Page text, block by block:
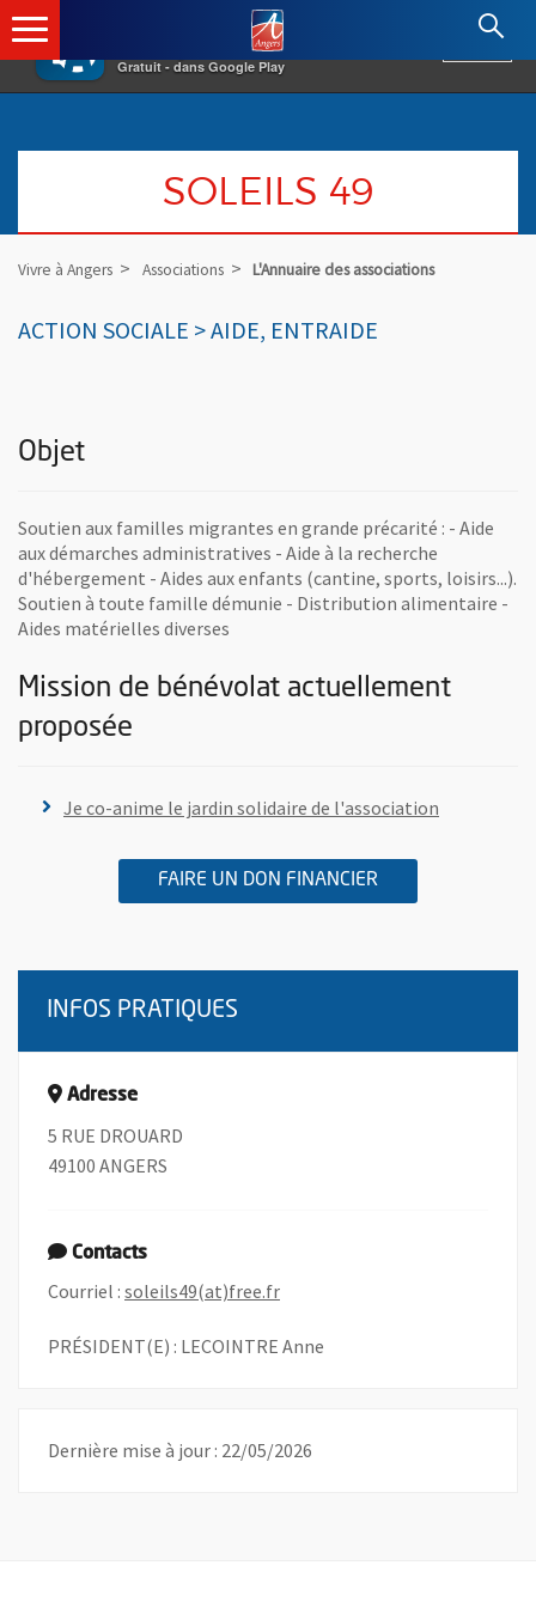
×
Gratuit - dans Google Play
Angers.fr : Retour à l'accueil
SOLEILS 49
Vivre à Angers Associations L'Annuaire des associations
ACTION SOCIALE > AIDE, ENTRAIDE
Objet
Soutien aux familles migrantes en grande précarité : - Aide
aux démarches administratives - Aide à la recherche
d'hébergement - Aides aux enfants (cantine, sports, loisirs...).
Soutien à toute famille démunie - Distribution alimentaire -
Aides matérielles diverses
Mission de bénévolat actuellement
proposée
Je co-anime le jardin solidaire de l'association
FAIRE UN DON FINANCIER
INFOS PRATIQUES
Adresse
5 RUE DROUARD
49100 ANGERS
Contacts
Courriel : soleils49(at)free.fr, Ouvre une nouvelle fenêtre
PRÉSIDENT(E) : LECOINTRE Anne
Dernière mise à jour : 22/05/2026